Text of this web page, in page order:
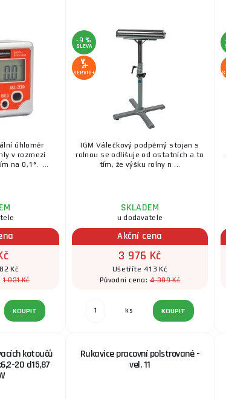
úhloměr
v rozmezí
na 0,1°. ...
Kč
1 031 Kč
KOUPIT
-9 %
SLEVA
SERVIS+
IGM Válečkový podpěrný stojan s
rolnou se odlišuje od ostatních a to
tím, že výšku rolny n ...
SKLADEM
u dodavatele
Akční cena
3 976 Kč
Ušetříte 413 Kč
Původní cena:4 389 Kč
ks KOUPIT
kotoučů
20 d15,87
Rukavice pracovní polstrované -
vel. 11